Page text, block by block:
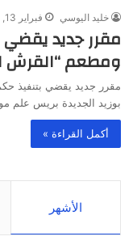
خليد اليوسي فبراير 13, 2017
مقرر جديد
ومطعم “القرش
مقرر جديد يقضي بتنفيذ
بوزيد الجديدة بريس علم
أكمل القراءة »
الأشهر